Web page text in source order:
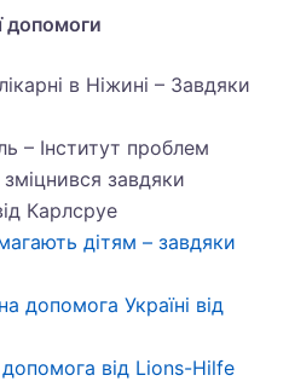
допомоги
в Ніжині – Завдяки
– Інститут проблем
завдяки
Карлсруе
дітям – завдяки
допомога Україні від
від Lions-Hilfe